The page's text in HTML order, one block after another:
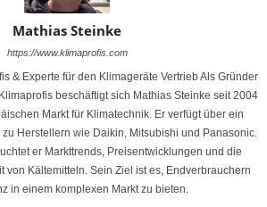
Mathias Steinke
https://www.klimaprofis.com
& Experte für den Klimageräte Vertrieb Als Gründer
beschäftigt sich Mathias Steinke seit 2004
Markt für Klimatechnik. Er verfügt über ein
Herstellern wie Daikin, Mitsubishi und Panasonic.
er Markttrends, Preisentwicklungen und die
von Kältemitteln. Sein Ziel ist es, Endverbrauchern
in einem komplexen Markt zu bieten.